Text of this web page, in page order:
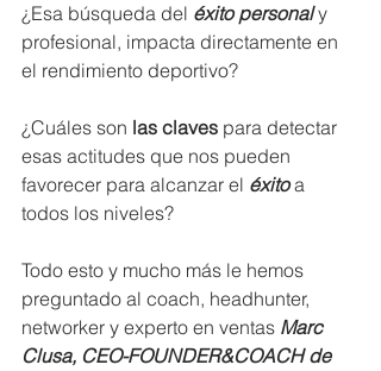
¿Esa búsqueda del éxito personal y
profesional, impacta directamente en
el rendimiento deportivo?
¿Cuáles son las claves para detectar
esas actitudes que nos pueden
favorecer para alcanzar el éxito a
todos los niveles?
Todo esto y mucho más le hemos
preguntado al coach, headhunter,
networker y experto en ventas Marc
Clusa, CEO-FOUNDER&COACH de